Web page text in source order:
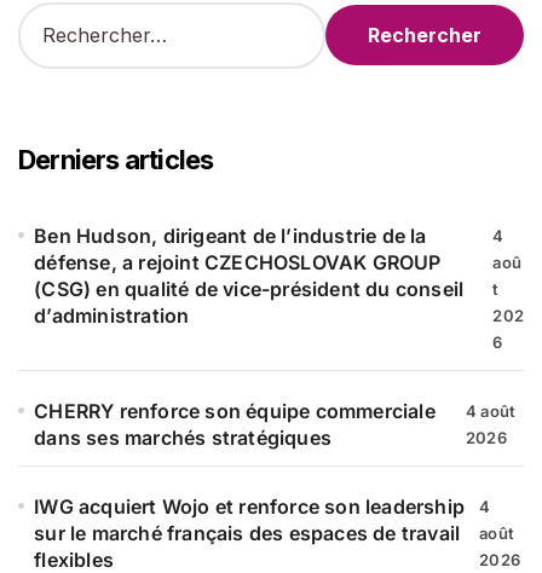
R
e
r
c
e
Derniers articles
Ben Hudson, dirigeant de l’industrie de la
défense, a rejoint CZECHOSLOVAK GROUP
(CSG) en qualité de vice-président du conseil
d’administration
4
aoû
t
202
6
CHERRY renforce son équipe commerciale
dans ses marchés stratégiques
4 août
2026
IWG acquiert Wojo et renforce son leadership
sur le marché français des espaces de travail
flexibles
4
août
2026